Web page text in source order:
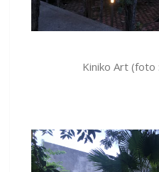
Kiniko Art (foto